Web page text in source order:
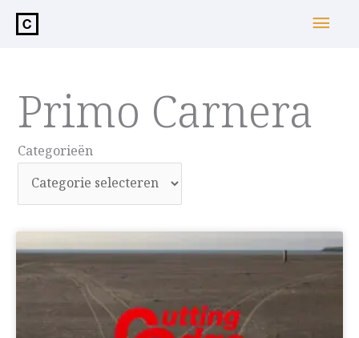
inhoud
Primo Carnera
Categorieën
Categorieën